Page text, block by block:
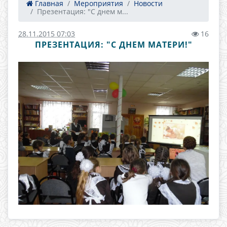
Главная Мероприятия
Новости
Презентация: "С днем м...
28.11.2015 07:03 16
ПРЕЗЕНТАЦИЯ: "С ДНЕМ МАТЕРИ!"